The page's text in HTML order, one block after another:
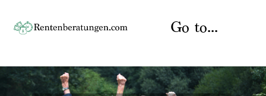
content
Go to...
Startseite